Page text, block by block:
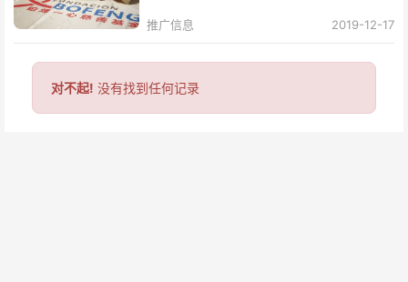
推广信息 2019-12-17
对不起! 没有找到任何记录